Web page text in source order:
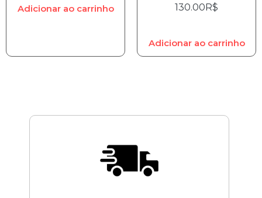
Adicionar ao carrinho
130.00R$
Adicionar ao carrinho